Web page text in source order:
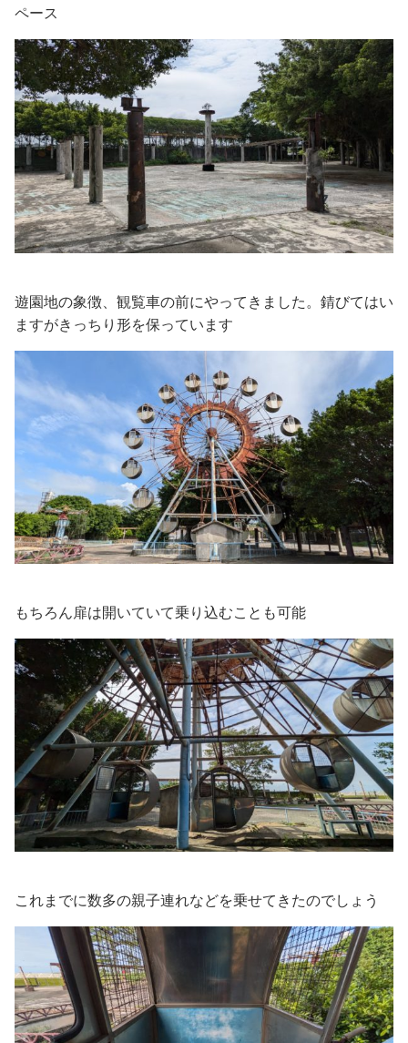
ペース
遊園地の象徴、観覧車の前にやってきました。錆びてはい
ますがきっちり形を保っています
もちろん扉は開いていて乗り込むことも可能
これまでに数多の親子連れなどを乗せてきたのでしょう